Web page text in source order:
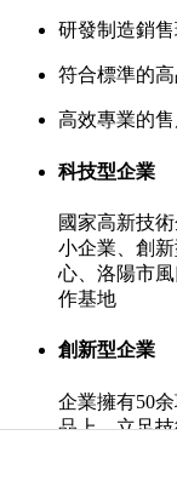
研發制造銷
符合標準的
高效專業的
科技型企業
國家高新技
小企業、創
心、洛陽市
作基地
創新型企業
企業擁有50
品上，立足